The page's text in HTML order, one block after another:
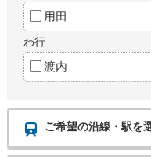
用田
わ行
渡内
ご希望の沿線・駅を